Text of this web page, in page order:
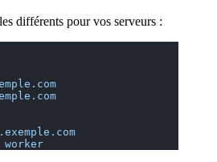
différents pour vos serveurs :
worker